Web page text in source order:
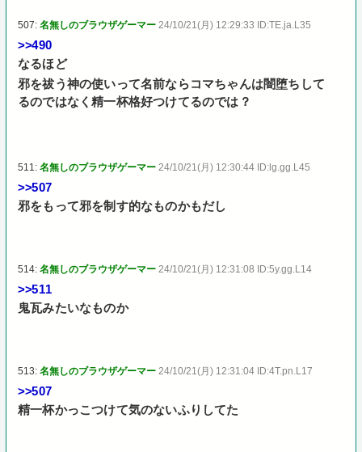
507:名無しのブラウザゲーマー 24/10/21(月) 12:29:33 ID:TE.ja.L35
>>490
なるほど
邪を祓う神の使いって名前ならコマちゃんは闇堕ちして
るのではなく精一杯格好つけてるのでは？
511:名無しのブラウザゲーマー 24/10/21(月) 12:30:44 ID:lg.gg.L45
>>507
邪をもって邪を制す的なものかもだし
514:名無しのブラウザゲーマー 24/10/21(月) 12:31:08 ID:5y.gg.L14
>>511
鬼瓦みたいなものか
513:名無しのブラウザゲーマー 24/10/21(月) 12:31:04 ID:4T.pn.L17
>>507
精一杯かっこつけて気のないふりしてた